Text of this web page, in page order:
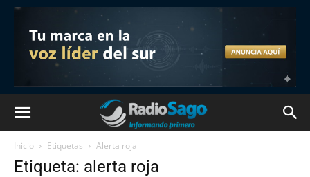
Inicio Etiquetas Alerta roja
Etiqueta: alerta roja